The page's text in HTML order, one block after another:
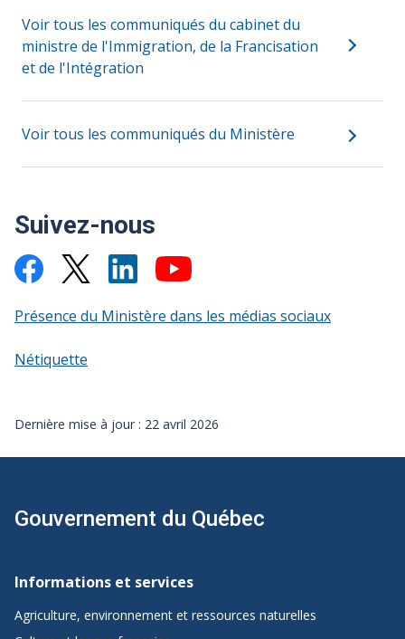
Voir tous les communiqués du cabinet du
ministre de l'Immigration, de la Francisation
et de l'Intégration
Voir tous les communiqués du Ministère
Suivez-nous
Présence du Ministère dans les médias sociaux
Nétiquette
Dernière mise à jour : 22 avril 2026
Gouvernement du Québec
de
pied
Informations et services
Agriculture, environnement et ressources naturelles